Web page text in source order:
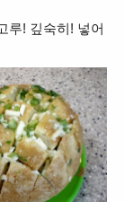
루! 깊숙히! 넣어